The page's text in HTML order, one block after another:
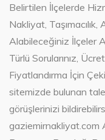
Belirtilen İlçelerde
Nakliyat, Taşımacılık,
Alabileceğiniz İlçeler
Türlü Sorularınız,
Fiyatlandırma İçin
sitemizde bulunan
görüşlerinizi
gaziemirnakliyat.com